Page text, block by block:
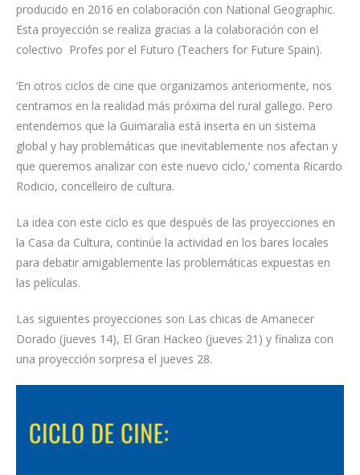
producido en 2016 en colaboración con National Geographic.
Esta proyección se realiza gracias a la colaboración con el
colectivo Profes por el Futuro (Teachers for Future Spain).
‘En otros ciclos de cine que organizamos anteriormente, nos
centramos en la realidad más próxima del rural gallego. Pero
entendemos que la Guimaralia está inserta en un sistema
global y hay problemáticas que inevitablemente nos afectan y
que queremos analizar con este nuevo ciclo,’ comenta Ricardo
Rodicio, concelleiro de cultura.
La idea con este ciclo es que después de las proyecciones en
la Casa da Cultura, continúe la actividad en los bares locales
para debatir amigablemente las problemáticas expuestas en
las películas.
Las siguientes proyecciones son Las chicas de Amanecer
Dorado (jueves 14), El Gran Hackeo (jueves 21) y finaliza con
una proyección sorpresa el jueves 28.